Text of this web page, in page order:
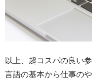
以上、超コスパの良い
言語の基本から仕事の